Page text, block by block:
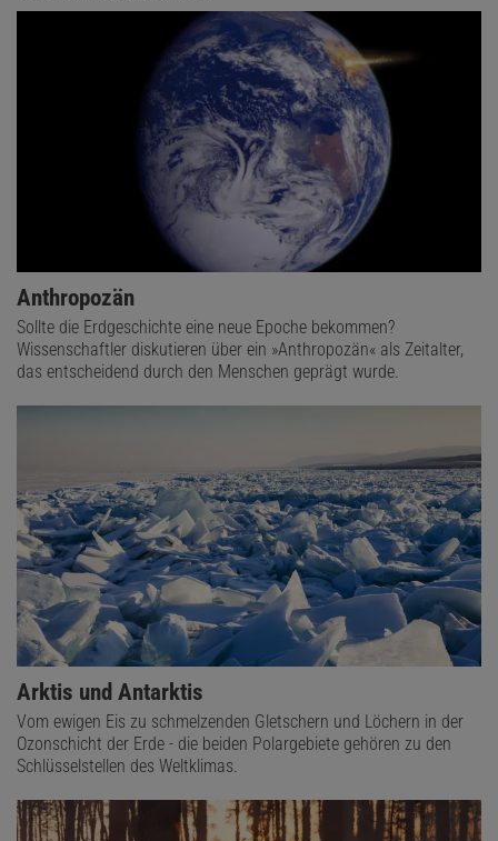
Anthropozän
Sollte die Erdgeschichte eine neue Epoche bekommen?
Wissenschaftler diskutieren über ein »Anthropozän« als Zeitalter,
das entscheidend durch den Menschen geprägt wurde.
Arktis und Antarktis
Vom ewigen Eis zu schmelzenden Gletschern und Löchern in der
Ozonschicht der Erde - die beiden Polargebiete gehören zu den
Schlüsselstellen des Weltklimas.